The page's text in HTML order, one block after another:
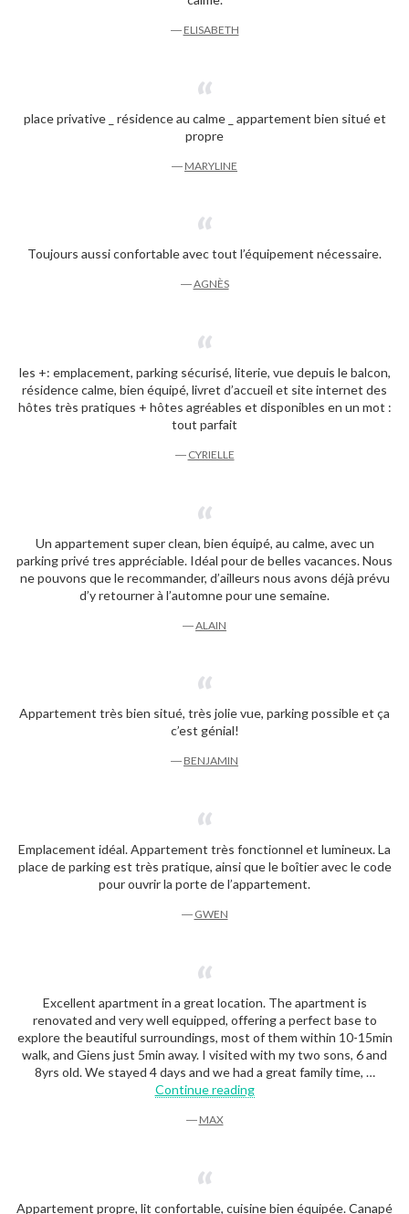
― ELISABETH
place privative _ résidence au calme _ appartement bien situé et
propre
― MARYLINE
Toujours aussi confortable avec tout l’équipement nécessaire.
―AGNÈS
les +: emplacement, parking sécurisé, literie, vue depuis le balcon,
résidence calme, bien équipé, livret d’accueil et site internet des
hôtes très pratiques + hôtes agréables et disponibles en un mot :
tout parfait
― CYRIELLE
Un appartement super clean, bien équipé, au calme, avec un
parking privé tres appréciable. Idéal pour de belles vacances. Nous
ne pouvons que le recommander, d’ailleurs nous avons déjà prévu
d’y retourner à l’automne pour une semaine.
―ALAIN
Appartement très bien situé, très jolie vue, parking possible et ça
c’est génial!
― BENJAMIN
Emplacement idéal. Appartement très fonctionnel et lumineux. La
place de parking est très pratique, ainsi que le boîtier avec le code
pour ouvrir la porte de l’appartement.
― GWEN
Excellent apartment in a great location. The apartment is
renovated and very well equipped, offering a perfect base to
explore the beautiful surroundings, most of them within 10-15min
walk, and Giens just 5min away. I visited with my two sons, 6 and
8yrs old. We stayed 4 days and we had a great family time, …
Continue reading“Max”
― MAX
Appartement propre, lit confortable, cuisine bien équipée. Canapé